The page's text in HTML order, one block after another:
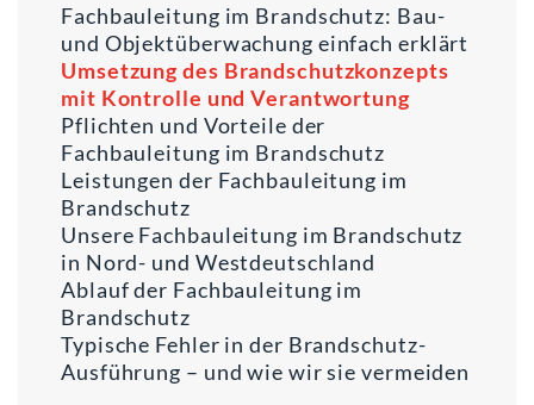
Fachbauleitung im Brandschutz: Bau-
und Objektüberwachung einfach erklärt
Umsetzung des Brandschutzkonzepts
mit Kontrolle und Verantwortung
Pflichten und Vorteile der
Fachbauleitung im Brandschutz
Leistungen der Fachbauleitung im
Brandschutz
Unsere Fachbauleitung im Brandschutz
in Nord- und Westdeutschland
Ablauf der Fachbauleitung im
Brandschutz
Typische Fehler in der Brandschutz-
Ausführung – und wie wir sie vermeiden